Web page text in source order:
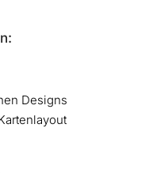
Designs